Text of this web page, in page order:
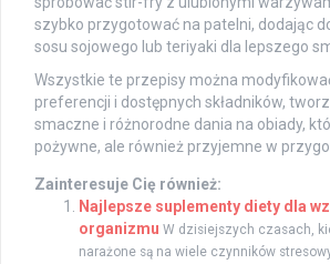
szybko przygotować na patelni, dodając
sosu sojowego lub teriyaki dla lepszego
Wszystkie te przepisy można
preferencji i dostępnych składników,
smaczne i różnorodne dania na obiady,
pożywne, ale również przyjemne w
Zainteresuje Cię również:
Najlepsze suplementy diety dla
organizmu W dzisiejszych czasach,
narażone są na wiele czynników